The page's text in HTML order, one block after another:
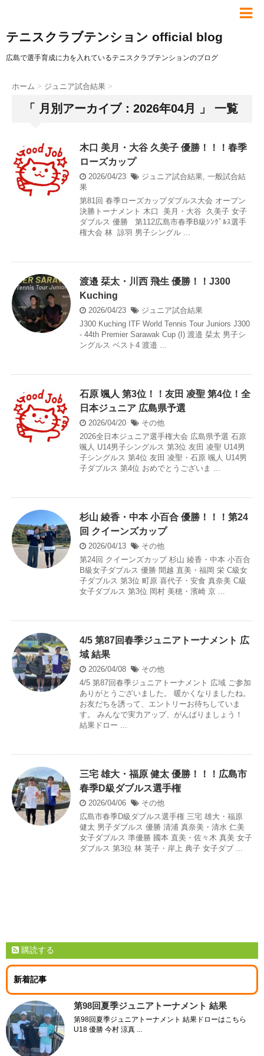
テニスクラブテンション official blog
広島で選手育成に力を入れているテニスクラブテンションのブログ
ホーム > ジュニア試合結果 >
「 月別アーカイブ：2026年04月 」 一覧
木口 美月・大谷 久美子 優勝！！！春季
ローズカップ
2026/04/23 ジュニア試合結果, 一般試合結
果
第81回 春季ローズカップダブルス大会 オープン
決勝トーナメント 木口 美月・大谷 久美子 女子
ダブルス 優勝 第112広島市春季B級ｼﾝｸﾞﾙｽ選手
権大会 林 諒羽 男子シングル ...
渡邉 栞太・川西 飛生 優勝！！J300
Kuching
2026/04/23
ジュニア試合結果
J300 Kuching ITF World Tennis Tour Juniors J300
- 44th Premier Sarawak Cup (I) 渡邉 栞太 男子シ
ングルス ベスト4 渡邉 ...
石原 颯人 第3位！！友田 凌聖 第4位！全
日本ジュニア 広島県予選
2026/04/20
その他
2026全日本ジュニア選手権大会 広島県予選 石原
颯人 U14男子シングルス 第3位 友田 凌聖 U14男
子シングルス 第4位 友田 凌聖・石原 颯人 U14男
子ダブルス 第4位 おめでとうございま ...
杉山 綾香・中本 小百合 優勝！！！第24
回 クイーンズカップ
2026/04/13
その他
第24回 クイーンズカップ 杉山 綾香・中本 小百合
B級女子ダブルス 優勝 間越 直美・福岡 栄 C級女
子ダブルス 第3位 町原 喜代子・安食 真奈美 C級
女子ダブルス 第3位 岡村 美穂・濱崎 京 ...
4/5 第87回春季ジュニアトーナメント 広
域 結果
2026/04/08
その他
4/5 第87回春季ジュニアトーナメント 広域 ご参加
ありがとうございました。 暖かくなりましたね。
お友だちを誘って、エントリーお待ちしていま
す。 みんなで実力アップ、がんばりましょう！
結果ドロー ...
三宅 雄大・福原 健太 優勝！！！広島市
春季D級ダブルス選手権
2026/04/06
その他
広島市春季D級ダブルス選手権 三宅 雄大・福原
健太 男子ダブルス 優勝 清浦 真奈美・清水 仁美
女子ダブルス 準優勝 國本 直美・佐々木 真美 女子
ダブルス 第3位 林 英子・岸上 典子 女子ダブ ...
購読する
新着記事
第98回夏季ジュニアトーナメント 結果
第98回夏季ジュニアトーナメント 結果ドローはこちら
U18 優勝 今村 涼真 ...